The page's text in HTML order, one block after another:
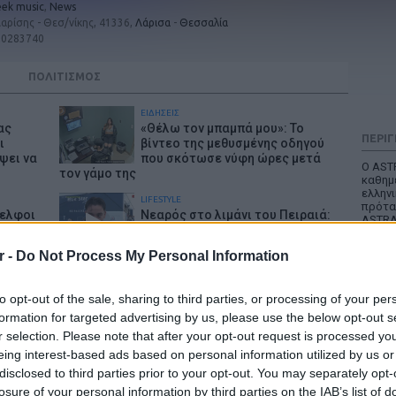
- Do Not Process My Personal Information
opt-out of the sale, sharing to third parties, or processing of your
for targeted advertising by us, please use the below opt-out
selection. Please note that after your opt-out request is processed
interest-based ads based on personal information utilized by us
to third parties prior to your opt-out. You may separately
of your personal information by third parties on the IAB’s list of
music, News
- Θεσ/νίκης, 41336, Λάρισα - Θεσσαλία
ΠΟΛΙΤΙΣΜΟΣ
να
ΕΙΔΗΣΕΙΣ
«Θέλω τον μπαμπά μου»: Το
βίντεο της μεθυσμένης οδηγού
που σκότωσε νύφη ώρες μετά
τον γάμο της
LIFESTYLE
Νεαρός στο λιμάνι του Πειραιά:
MEGA
τη
τα
πατέρα
Έξαλλη Ιουλία Καλλιμάνη
πλήρωσε με το ίδιο νόμισμα
θαμώνα: «Εσένα σου αρέσει
ΕΙΔΗΣΕΙΣ
Καταδίωξη στο κέντρο της
Ο